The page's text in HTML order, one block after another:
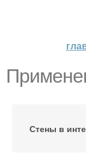
Стены в